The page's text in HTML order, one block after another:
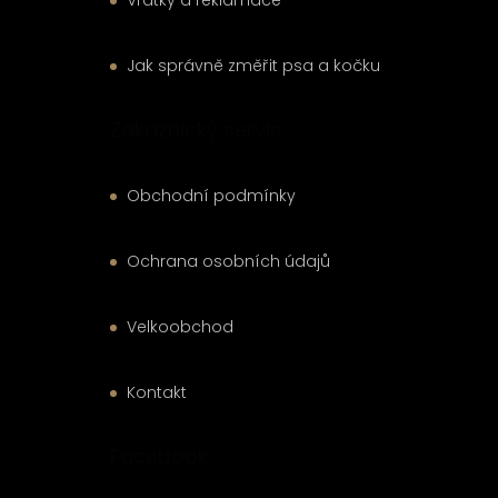
Jak správně změřit psa a kočku
Obchodní podmínky
Ochrana osobních údajů
Velkoobchod
Kontakt